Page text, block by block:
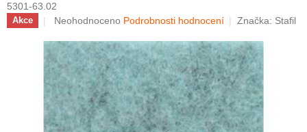
5301-63.02
Akce Průměrné hodnocení produktu je 0,0 z 5 hvězdiček.
Neohodnoceno Podrobnosti hodnocení Značka: Stafil